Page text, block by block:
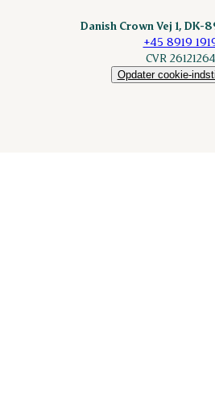
Danish Crown Vej 1, DK-
+45 8919
CVR 26121264
Opdater cookie-